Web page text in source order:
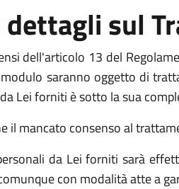
sul
dell'articolo 13 del
saranno oggetto di
Lei forniti è sotto la sua
il mancato consenso al
da Lei forniti sarà
con modalità atte a